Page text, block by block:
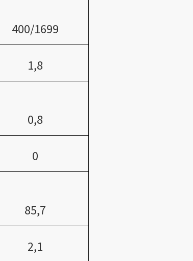
400/1699
1,8
0,8
0
85,7
2,1